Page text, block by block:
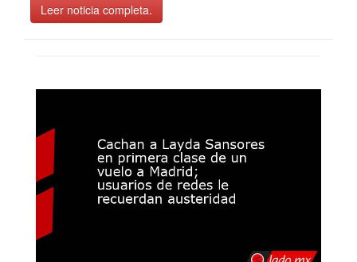
Leer noticia completa.